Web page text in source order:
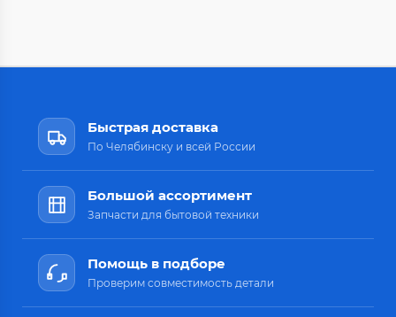
Быстрая доставка
По Челябинску и всей России
Большой ассортимент
Запчасти для бытовой техники
Помощь в подборе
Проверим совместимость детали